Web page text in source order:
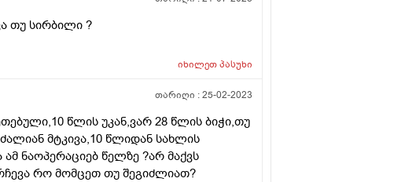
თუ სირბილი ?
იხილეთპასუხი
თარიღი :25-02-2023
წლის უკან,ვარ 28 წლის ბიჭი,თუ
მტკივა,10 წლიდან სახლის
ნაოპერაციებ წელზე ?არ მაქვს
რო მომცეთ თუ შეგიძლიათ?